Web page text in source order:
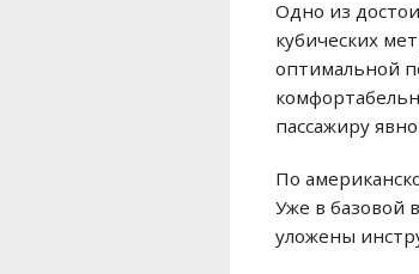
Одно из
кубических
оптимальной
пассажиру
По
Уже в базовой
уложены